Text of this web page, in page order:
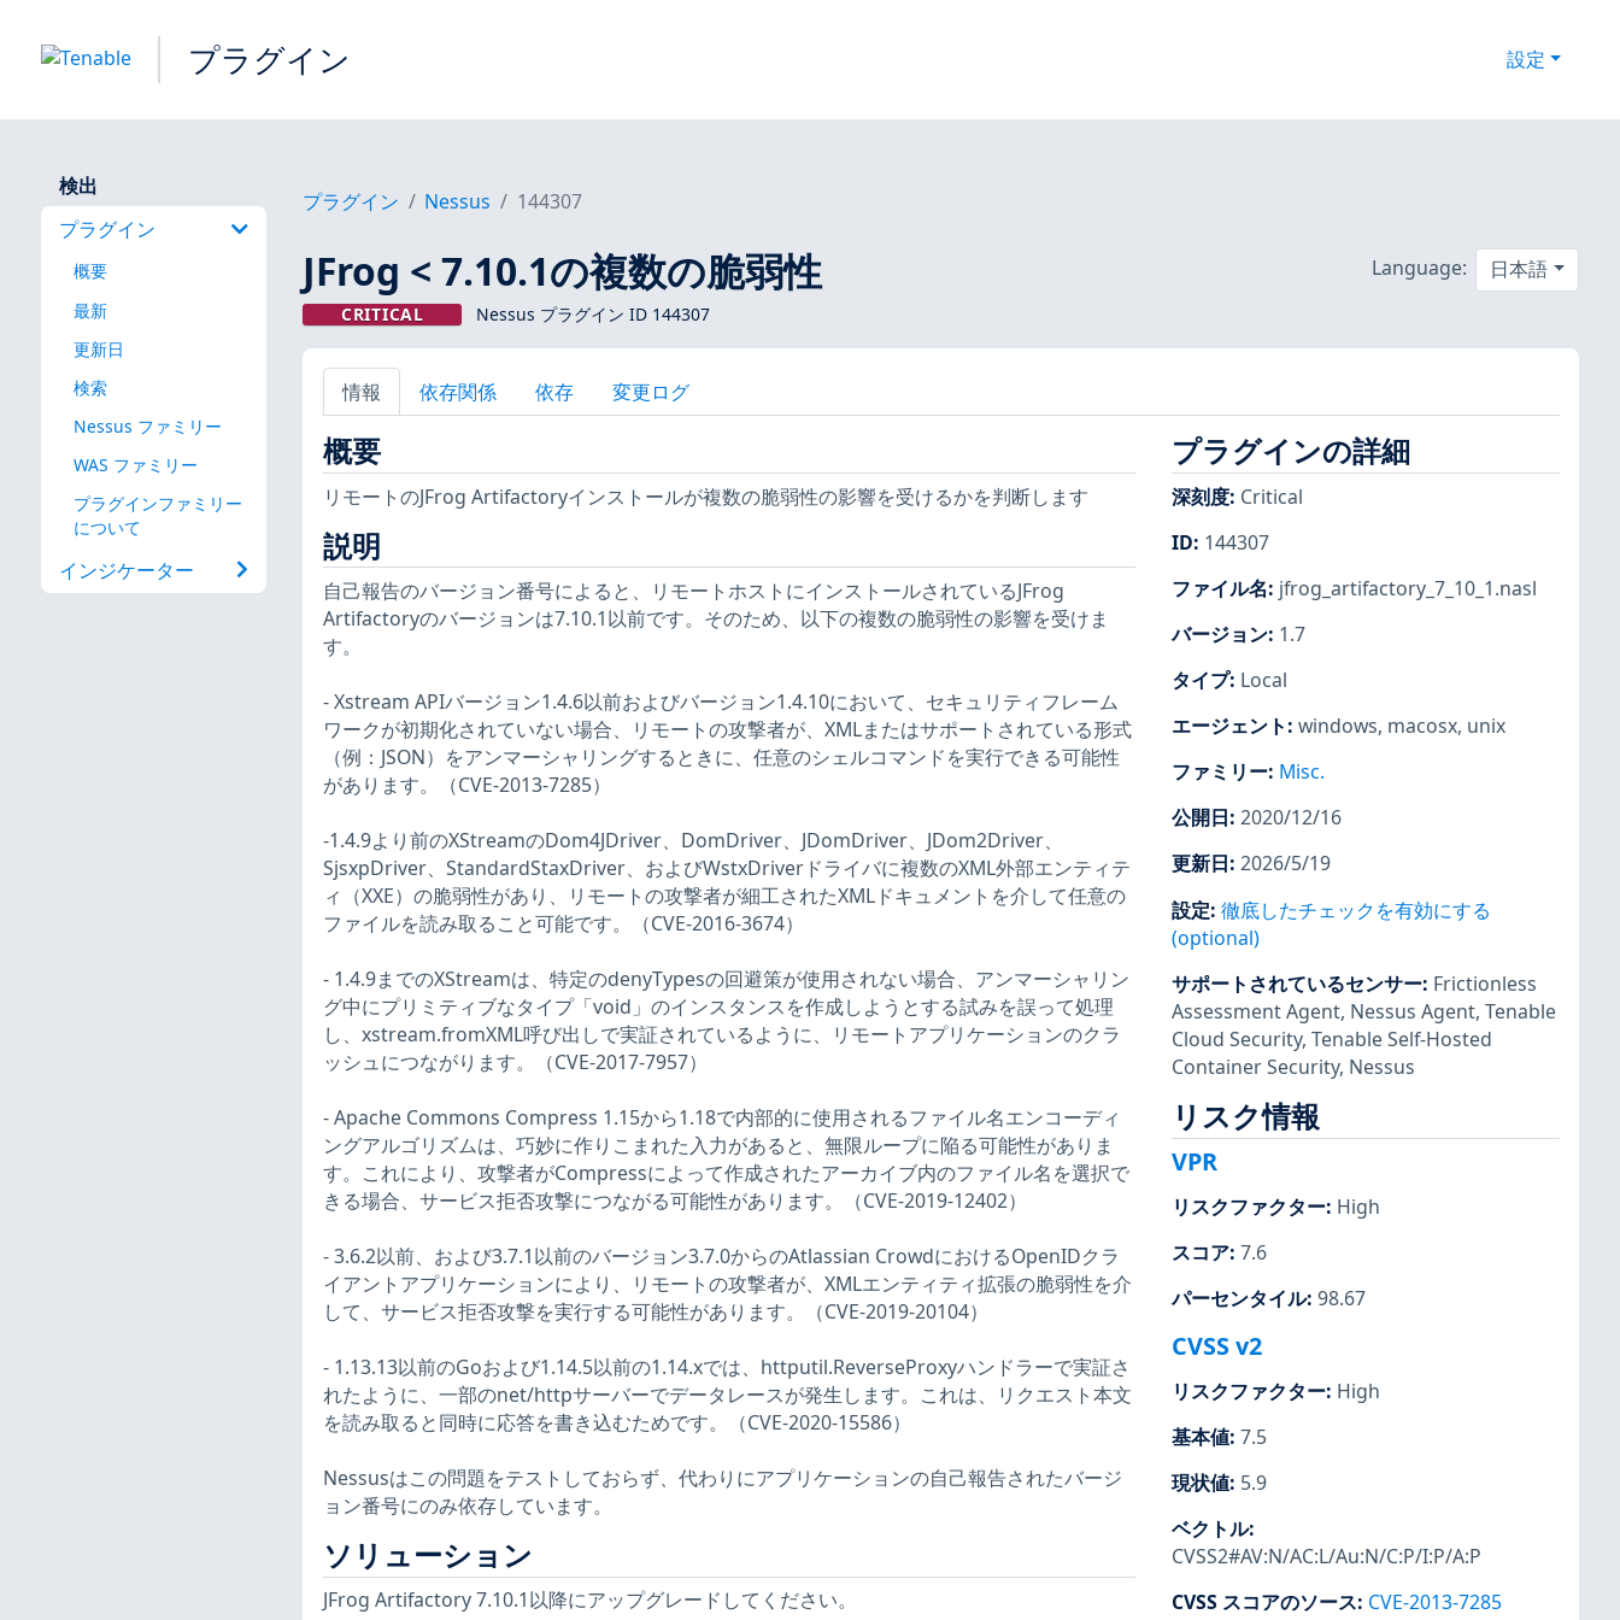
プラグイン 設定
検出
プラグイン
概要
最新
更新日
検索
Nessus ファミリー
WAS ファミリー
プラグインファミリー
について
インジケーター
プラグイン Nessus 144307
JFrog < 7.10.1の複数の脆弱性
CRITICAL Nessus プラグイン ID 144307
Language: 日本語
情報 依存関係 依存 変更ログ
概要
リモートのJFrog Artifactoryインストールが複数の脆弱性の影響を受けるかを判断します
説明
自己報告のバージョン番号によると、リモートホストにインストールされているJFrog
Artifactoryのバージョンは7.10.1以前です。そのため、以下の複数の脆弱性の影響を受けま
す。
- Xstream APIバージョン1.4.6以前およびバージョン1.4.10において、セキュリティフレーム
ワークが初期化されていない場合、リモートの攻撃者が、XMLまたはサポートされている形式
（例：JSON）をアンマーシャリングするときに、任意のシェルコマンドを実行できる可能性
があります。（CVE-2013-7285）
-1.4.9より前のXStreamのDom4JDriver、DomDriver、JDomDriver、JDom2Driver、
SjsxpDriver、StandardStaxDriver、およびWstxDriverドライバに複数のXML外部エンティテ
ィ（XXE）の脆弱性があり、リモートの攻撃者が細工されたXMLドキュメントを介して任意の
ファイルを読み取ること可能です。（CVE-2016-3674）
- 1.4.9までのXStreamは、特定のdenyTypesの回避策が使用されない場合、アンマーシャリン
グ中にプリミティブなタイプ「void」のインスタンスを作成しようとする試みを誤って処理
し、xstream.fromXML呼び出しで実証されているように、リモートアプリケーションのクラ
ッシュにつながります。（CVE-2017-7957）
- Apache Commons Compress 1.15から1.18で内部的に使用されるファイル名エンコーディ
ングアルゴリズムは、巧妙に作りこまれた入力があると、無限ループに陥る可能性がありま
す。これにより、攻撃者がCompressによって作成されたアーカイブ内のファイル名を選択で
きる場合、サービス拒否攻撃につながる可能性があります。（CVE-2019-12402）
- 3.6.2以前、および3.7.1以前のバージョン3.7.0からのAtlassian CrowdにおけるOpenIDクラ
イアントアプリケーションにより、リモートの攻撃者が、XMLエンティティ拡張の脆弱性を介
して、サービス拒否攻撃を実行する可能性があります。（CVE-2019-20104）
- 1.13.13以前のGoおよび1.14.5以前の1.14.xでは、httputil.ReverseProxyハンドラーで実証さ
れたように、一部のnet/httpサーバーでデータレースが発生します。これは、リクエスト本文
を読み取ると同時に応答を書き込むためです。（CVE-2020-15586）
Nessusはこの問題をテストしておらず、代わりにアプリケーションの自己報告されたバージ
ョン番号にのみ依存しています。
ソリューション
JFrog Artifactory 7.10.1以降にアップグレードしてください。
プラグインの詳細
深刻度: Critical
ID: 144307
ファイル名: jfrog_artifactory_7_10_1.nasl
バージョン: 1.7
タイプ: Local
エージェント: windows, macosx, unix
ファミリー: Misc.
公開日: 2020/12/16
更新日: 2026/5/19
設定: 徹底したチェックを有効にする
(optional)
サポートされているセンサー: Frictionless
Assessment Agent, Nessus Agent, Tenable
Cloud Security, Tenable Self-Hosted
Container Security, Nessus
リスク情報
VPR
リスクファクター: High
スコア: 7.6
パーセンタイル: 98.67
CVSS v2
リスクファクター: High
基本値: 7.5
現状値: 5.9
ベクトル:
CVSS2#AV:N/AC:L/Au:N/C:P/I:P/A:P
CVSS スコアのソース: CVE-2013-7285